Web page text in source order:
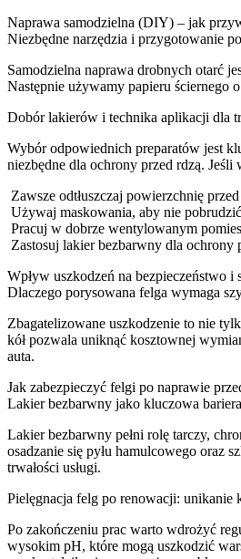
Naprawa samodzielna (DIY) – jak
Niezbędne narzędzia i przygotowanie
Samodzielna naprawa drobnych otarć
Następnie używamy papieru ściernego
Dobór lakierów i technika aplikacji dla
Wybór odpowiednich preparatów jest
niezbędne dla ochrony przed rdzą.
Zawsze odtłuszczaj powierzchnię
Używaj maskowania, aby nie
Pracuj w dobrze wentylowanym
Zastosuj lakier bezbarwny dla ochrony
Wpływ uszkodzeń na bezpieczeństwo i
Dlaczego porysowana felga wymaga
Zbagatelizowane uszkodzenie to nie
kół pozwala uniknąć kosztownej
auta.
Jak zabezpieczyć felgi po naprawie
Lakier bezbarwny jako kluczowa
Lakier bezbarwny pełni rolę tarczy,
osadzanie się pyłu hamulcowego oraz
trwałości usługi.
Pielęgnacja felg po renowacji: unikanie
Po zakończeniu prac warto wdrożyć
wysokim pH, które mogą uszkodzić